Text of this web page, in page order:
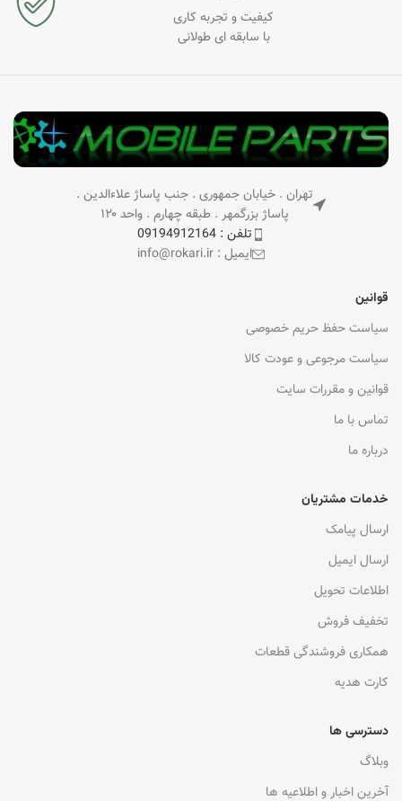
کیفیت و تجربه کاری
با سابقه ای طولانی
تهران . خیابان جمهوری . جنب پاساژ علاءالدین .
پاساژ بزرگمهر . طبقه چهارم . واحد ۱۲۰
تلفن : 09194912164
ایمیل : info@rokari.ir
قوانین
سیاست حفظ حریم خصوصی
سیاست مرجوعی و عودت کالا
قوانین و مقررات سایت
تماس با ما
درباره ما
خدمات مشتریان
ارسال پیامک
ارسال ایمیل
اطلاعات تحویل
تخفیف فروش
همکاری فروشندگی قطعات
کارت هدیه
دسترسی ها
وبلاگ
آخرین اخبار و اطلاعیه ها